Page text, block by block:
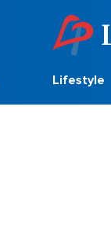
Lifestyle